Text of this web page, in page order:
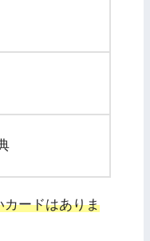
カードはありま